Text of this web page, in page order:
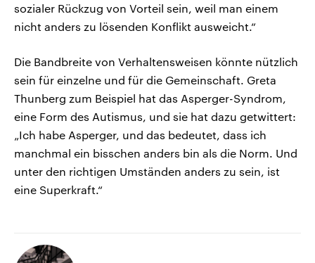
sozialer Rückzug von Vorteil sein, weil man einem
nicht anders zu lösenden Konflikt ausweicht.“
Die Bandbreite von Verhaltensweisen könnte nützlich
sein für einzelne und für die Gemeinschaft. Greta
Thunberg zum Beispiel hat das Asperger-Syndrom,
eine Form des Autismus, und sie hat dazu getwittert:
„Ich habe Asperger, und das bedeutet, dass ich
manchmal ein bisschen anders bin als die Norm. Und
unter den richtigen Umständen anders zu sein, ist
eine Superkraft.“